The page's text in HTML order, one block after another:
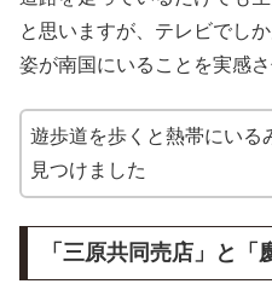
と思いますが、テレビでし
姿が南国にいることを実感さ
遊歩道を歩くと熱帯にいる
見つけました
「三原共同売店」と「